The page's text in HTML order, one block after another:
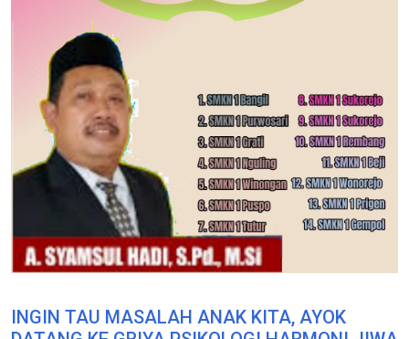
INGIN TAU MASALAH ANAK KITA, AYOK